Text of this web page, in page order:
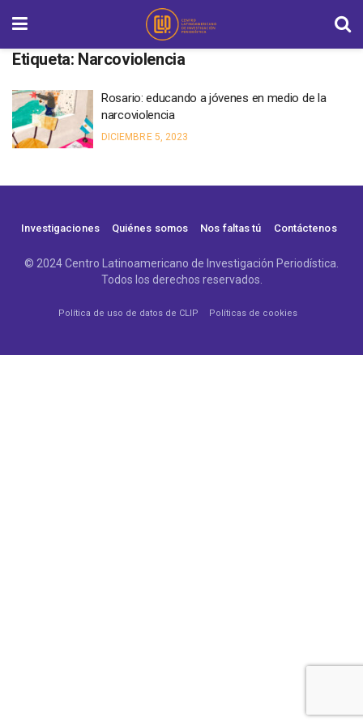
Etiqueta: Narcoviolencia
Rosario: educando a jóvenes en medio de la
narcoviolencia
DICIEMBRE 5, 2023
Investigaciones Quiénes somos Nos faltas tú Contáctenos
© 2024 Centro Latinoamericano de Investigación Periodística.
Todos los derechos reservados.
Política de uso de datos de CLIP Políticas de cookies